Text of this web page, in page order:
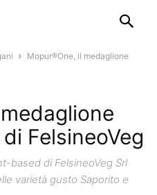
Mopur®One, il medaglione
FelsineoVeg
based di FelsineoVeg Srl
varietà gusto Saporito e